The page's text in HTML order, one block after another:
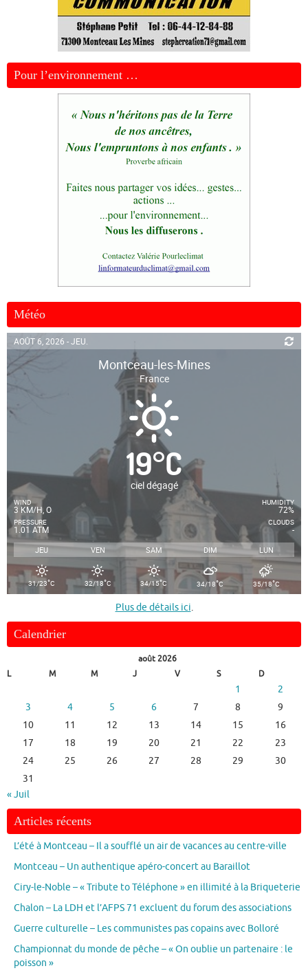
Pour l’environnement …
Météo
AOÛT 6, 2026 - JEU.
Montceau-les-Mines
France
19°C
ciel dégagé
WIND
3 KM/H, O
PRESSURE
1.01 ATM
HUMIDITY
72%
CLOUDS
-
JEU VEN SAM DIM LUN
31/23°C 32/18°C 34/15°C 34/18°C 35/18°C
Plus de détails ici.
Calendrier
août 2026
L
M M J V S D
1
2
3
4 5 6 7 8
9
10
11 12 13 14 15
16
17
18 19 20 21 22
23
24
25 26 27 28 29
30
31
« Juil
Articles récents
L’été à Montceau – Il a soufflé un air de vacances au centre-ville
Montceau – Un authentique apéro-concert au Baraillot
Ciry-le-Noble – « Tribute to Téléphone » en illimité à la Briqueterie
Chalon – La LDH et l’AFPS 71 excluent du forum des associations
Guerre culturelle – Les communistes pas copains avec Bolloré
Championnat du monde de pêche – « On oublie un partenaire : le
poisson »